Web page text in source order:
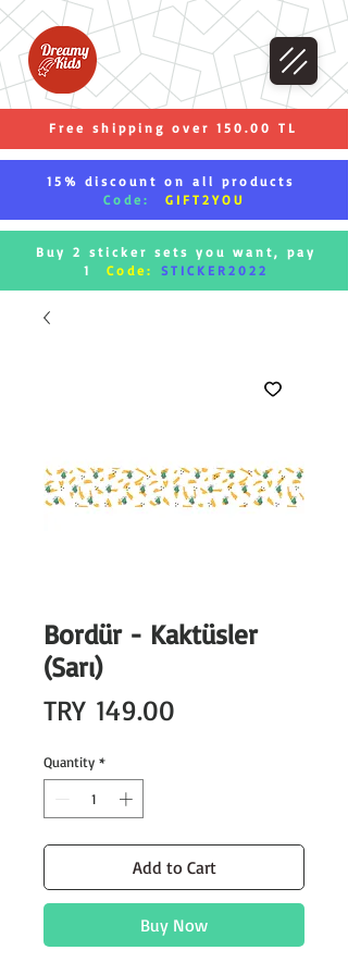
Free shipping over 150.00 TL
15% discount on all products
Code:
GIFT2YOU
Buy 2 sticker sets you want, pay
1
Code: STICKER2022
Bordür - Kaktüsler
(Sarı)
TRY 149.00
Quantity *
Add to Cart
Buy Now